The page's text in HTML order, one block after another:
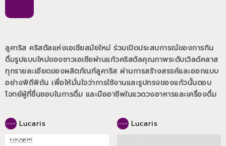
ลูคาริส คริสตัลแห่งเอเชียสมัยใหม่ ร่วมเปิดประสบการณ์ของการกิน
ดื่มรูปแบบใหม่ของชาวเอเชียผ่านแก้วคริสตัลคุณภาพระดับเวิลด์คลาส
ทุกรายละเอียดของผลิตภัณฑ์ลูคาริส ผ่านการสร้างสรรค์และออกแบบ
อย่างพิถีพิถัน เพื่อให้มั่นใจว่าการใช้งานและรูปทรงของแก้วนั้นตอบ
โจทย์ผู้ที่ชื่นชอบในการดื่ม และมืออาชีพในแวดวงอาหารและเครื่องดื่ม
Lucaris Lucaris